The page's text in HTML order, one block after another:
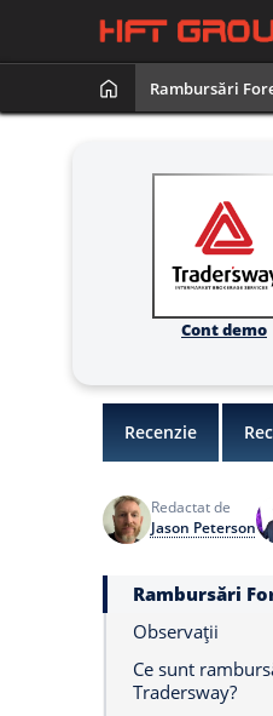
Rambursări
Cont demo
Recenzie
Redactat de
Jason Peterson
Rambursări
Observații
Ce sunt
Tradersway?